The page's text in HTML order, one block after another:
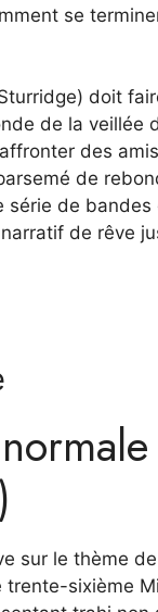
se
doit
de la veillée
des
de
de bandes
de rêve
sur le thème de
sixième